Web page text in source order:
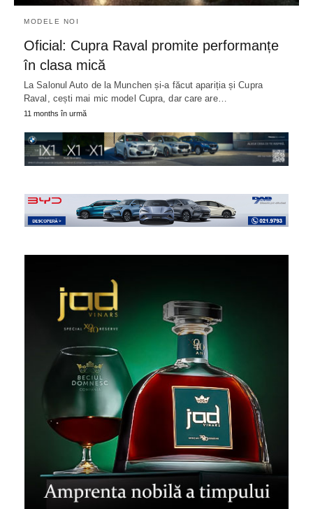
MODELE NOI
Oficial: Cupra Raval promite performanțe
în clasa mică
La Salonul Auto de la Munchen și-a făcut apariția și Cupra
Raval, cești mai mic model Cupra, dar care are…
11 months în urmă